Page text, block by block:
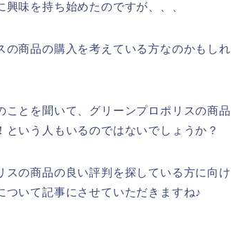
味を持ち始めたのですが、、、
商品の購入を考えている方なのかもしれ
とを聞いて、グリーンプロポリスの商品
いう人もいるのではないでしょうか？
の商品の良い評判を探している方に向け
いて記事にさせていただきますね♪